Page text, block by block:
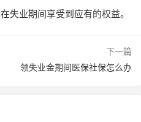
失业期间享受到应有的权益。
下一篇
领失业金期间医保社保怎么办